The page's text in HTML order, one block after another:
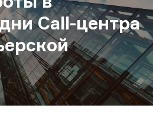
Call-центра